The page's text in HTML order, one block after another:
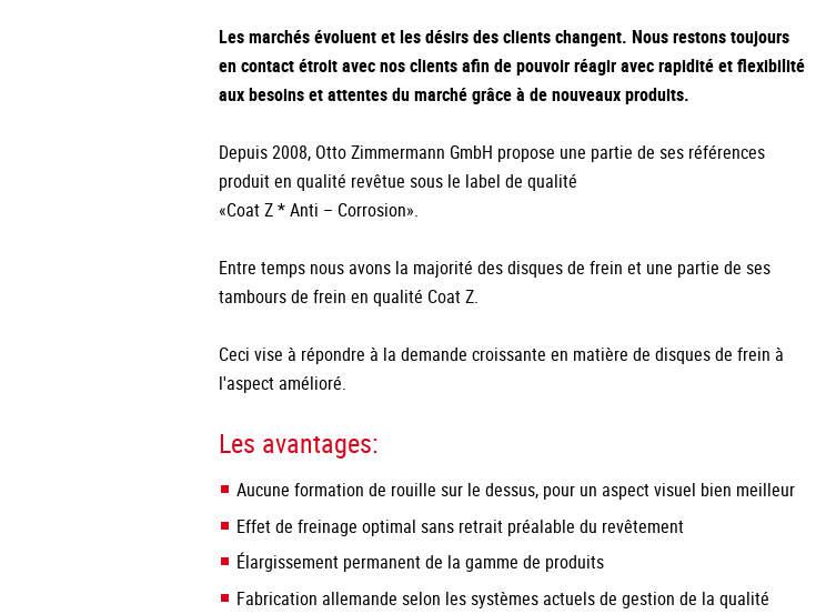
Les marchés évoluent et les désirs des clients changent. Nous restons toujours
en contact étroit avec nos clients afin de pouvoir réagir avec rapidité et flexibilité
aux besoins et attentes du marché grâce à de nouveaux produits.
Depuis 2008, Otto Zimmermann GmbH propose une partie de ses références
produit en qualité revêtue sous le label de qualité
«Coat Z * Anti – Corrosion».
Entre temps nous avons la majorité des disques de frein et une partie de ses
tambours de frein en qualité Coat Z.
Ceci vise à répondre à la demande croissante en matière de disques de frein à
l'aspect amélioré.
Les avantages:
Aucune formation de rouille sur le dessus, pour un aspect visuel bien meilleur
Effet de freinage optimal sans retrait préalable du revêtement
Élargissement permanent de la gamme de produits
Fabrication allemande selon les systèmes actuels de gestion de la qualité